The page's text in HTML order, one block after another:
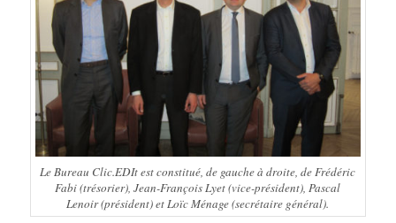
Le Bureau Clic.EDIt est constitué, de gauche à droite, de Frédéric
Fabi (trésorier), Jean-François Lyet (vice-président), Pascal
Lenoir (président) et Loïc Ménage (secrétaire général).